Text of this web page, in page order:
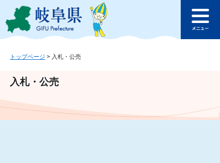
ジ
ュ
文
このページの本文へ
ュ
トップページ > 入札・公売
入札・公売